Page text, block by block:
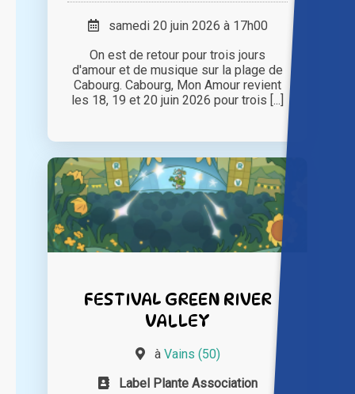
samedi 20 juin 2026 à 17h00
On est de retour pour trois jours
d'amour et de musique sur la plage de
Cabourg. Cabourg, Mon Amour revient
les 18, 19 et 20 juin 2026 pour trois [...]
FESTIVAL GREEN RIVER
VALLEY
à Vains (50)
Label Plante Association